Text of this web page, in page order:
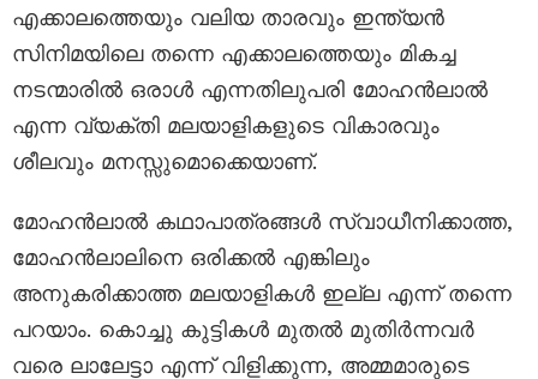
എക്കാലത്തെയും വലിയ താരവും ഇന്ത്യൻ
സിനിമയിലെ തന്നെ എക്കാലത്തെയും മികച്ച
നടന്മാരില്‍ ഒരാള്‍ എന്നതിലുപരി മോഹൻലാൽ
എന്ന വ്യക്തി മലയാളികളുടെ വികാരവും
ശീലവും മനസ്സുമൊക്കെയാണ്.
മോഹൻലാൽ കഥാപാത്രങ്ങൾ സ്വാധീനിക്കാത്ത,
മോഹൻലാലിനെ ഒരിക്കൽ എങ്കിലും
അനുകരിക്കാത്ത മലയാളികൾ ഇല്ല എന്ന് തന്നെ
പറയാം. കൊച്ചു കുട്ടികൾ മുതൽ മുതിർന്നവർ
വരെ ലാലേട്ടാ എന്ന് വിളിക്കുന്ന, അമ്മമാരുടെ